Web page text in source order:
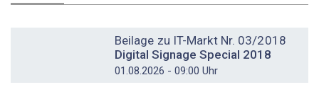
Beilage zu IT-Markt Nr. 03/2018
Digital Signage Special 2018
01.08.2026 - 09:00 Uhr